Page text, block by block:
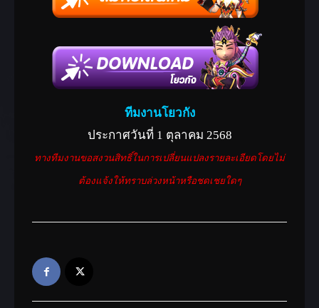
ทีมงานโยวกัง
ประกาศวันที่ 1 ตุลาคม 2568
ทางทีมงานขอสงวนสิทธิ์ในการเปลี่ยนแปลงรายละเอียดโดยไม่
ต้องแจ้งให้ทราบล่วงหน้าหรือชดเชยใดๆ